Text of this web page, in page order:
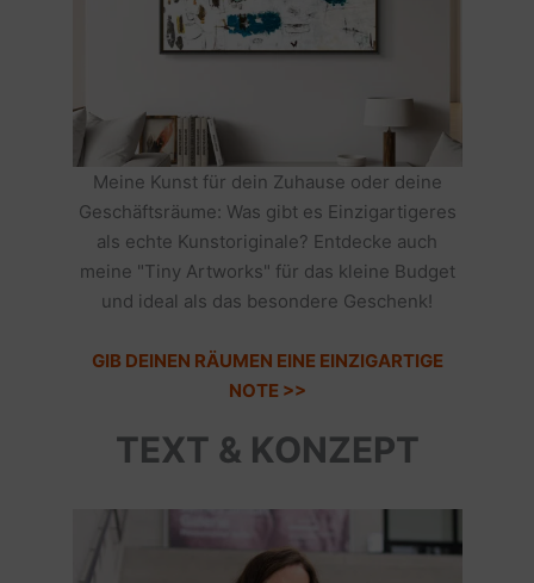
Meine Kunst für dein Zuhause oder deine
Geschäftsräume: Was gibt es Einzigartigeres
als echte Kunstoriginale? Entdecke auch
meine "Tiny Artworks" für das kleine Budget
und ideal als das besondere Geschenk!
GIB DEINEN RÄUMEN EINE EINZIGARTIGE
NOTE >>
TEXT & KONZEPT